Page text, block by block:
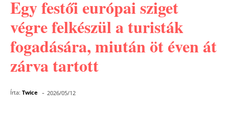
Egy festői európai sziget
végre felkészül a turisták
fogadására, miután öt éven át
zárva tartott
Írta: Twice - 2026/05/12